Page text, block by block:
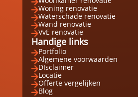

Woning renovatie
Waterschade renovatie
Wand renovatie
VvE renovatie
Handige links
Portfolio
Algemene voorwaarden
DIsclaimer
Locatie
Offerte vergelijken
Blog